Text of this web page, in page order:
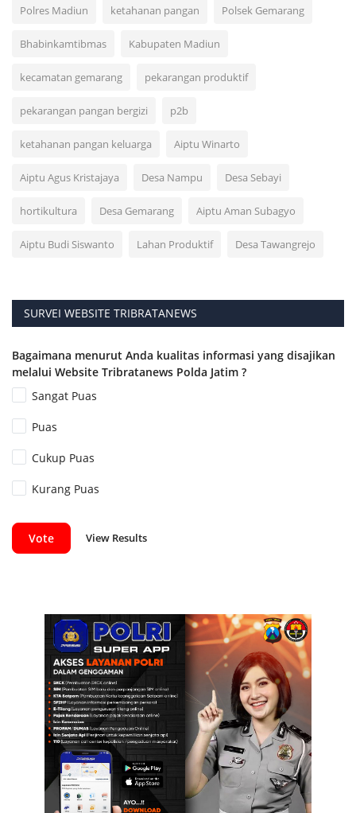
Polres Madiun ketahanan pangan Polsek Gemarang
Bhabinkamtibmas Kabupaten Madiun
kecamatan gemarang pekarangan produktif
pekarangan pangan bergizi p2b
ketahanan pangan keluarga Aiptu Winarto
Aiptu Agus Kristajaya Desa Nampu Desa Sebayi
hortikultura Desa Gemarang Aiptu Aman Subagyo
Aiptu Budi Siswanto Lahan Produktif Desa Tawangrejo
SURVEI WEBSITE TRIBRATANEWS
Bagaimana menurut Anda kualitas informasi yang disajikan
melalui Website Tribratanews Polda Jatim ?
Sangat Puas
Puas
Cukup Puas
Kurang Puas
Vote View Results